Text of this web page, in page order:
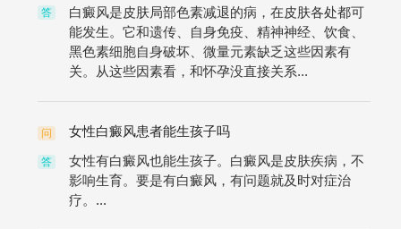
答
白癜风是皮肤局部色素减退的病，在皮肤各处都可
能发生。它和遗传、自身免疫、精神神经、饮食、
黑色素细胞自身破坏、微量元素缺乏这些因素有
关。从这些因素看，和怀孕没直接关系...
问 女性白癜风患者能生孩子吗
答
女性有白癜风也能生孩子。白癜风是皮肤疾病，不
影响生育。要是有白癜风，有问题就及时对症治
疗。...